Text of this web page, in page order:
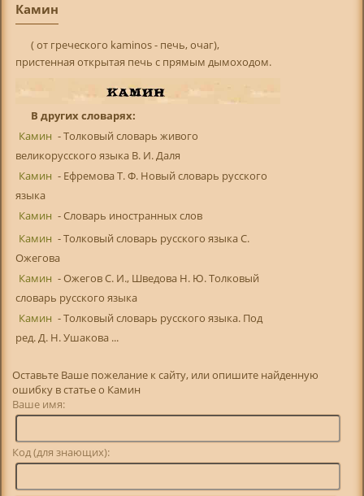
Камин
( от греческого kaminos - печь, очаг),
пристенная открытая печь с прямым дымоходом.
В других словарях:
Камин - Толковый словарь живого
великорусского языка В. И. Даля
Камин - Ефремова Т. Ф. Новый словарь русского
языка
Камин - Словарь иностранных слов
Камин - Толковый словарь русского языка С.
Ожегова
Камин - Ожегов С. И., Шведова Н. Ю. Толковый
словарь русского языка
Камин - Толковый словарь русского языка. Под
ред. Д. Н. Ушакова ...
Оставьте Ваше пожелание к сайту, или опишите найденную
ошибку в статье о Камин
Ваше имя:
Код (для знающих):